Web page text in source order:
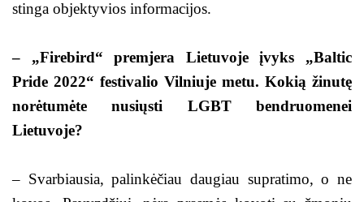
stinga objektyvios informacijos.
– „Firebird“ premjera Lietuvoje įvyks „Baltic
Pride 2022“ festivalio Vilniuje metu. Kokią žinutę
norėtumėte nusiųsti LGBT bendruomenei
Lietuvoje?
– Svarbiausia, palinkėčiau daugiau supratimo, o ne